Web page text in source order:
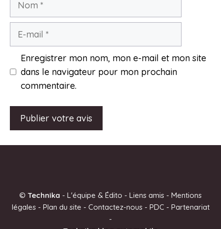
Enregistrer mon nom, mon e-mail et mon site
dans le navigateur pour mon prochain
commentaire.
n
© Technika - L'équipe & Édito - Liens amis - Mentions
légales- Plan du site - Contactez-nous- PDC - Partenariat
-